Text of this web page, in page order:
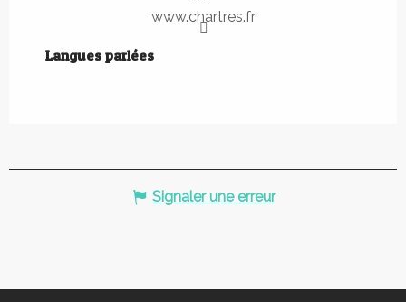
www.chartres.fr
Langues parlées
Langues parlées
Signaler une erreur